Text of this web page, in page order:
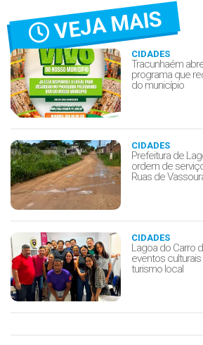
VEJA MAIS
CIDADES
Tracunhaém
programa que
do município
CIDADES
Prefeitura de
ordem de
Ruas de
CIDADES
Lagoa do Carro
eventos
turismo local